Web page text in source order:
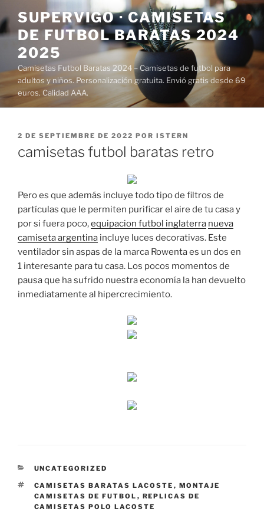
al
contenido
SUPERVIGO · CAMISETAS
DE FUTBOL BARATAS 2024
2025
Camisetas Futbol Baratas 2024 – Camisetas de futbol para
adultos y niños. Personalización gratuita. Envió gratis desde 69
euros. Calidad AAA.
PUBLICADO
2 DE SEPTIEMBRE DE 2022 POR ISTERN
camisetas futbol baratas retro
Pero es que además incluye todo tipo de filtros de
partículas que le permiten purificar el aire de tu casa y
por si fuera poco,equipacion futbol inglaterra nueva
camiseta argentina incluye luces decorativas. Este
ventilador sin aspas de la marca Rowenta es un dos en
1 interesante para tu casa. Los pocos momentos de
pausa que ha sufrido nuestra economía la han devuelto
inmediatamente al hipercrecimiento.
CATEGORÍAS
UNCATEGORIZED
ETIQUETAS
CAMISETAS BARATAS LACOSTE , MONTAJE
CAMISETAS DE FUTBOL , REPLICAS DE
CAMISETAS POLO LACOSTE